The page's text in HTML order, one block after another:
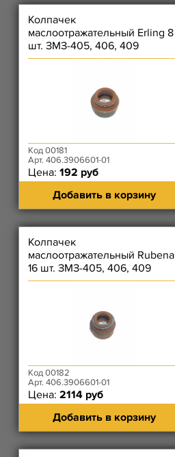
Колпачек
маслоотражательный Erling 8
шт. ЗМЗ-405, 406, 409
Код 00181
Арт. 406.3906601-01
Цена: 192 руб
Добавить в корзину
Колпачек
маслоотражательный Rubena
16 шт. ЗМЗ-405, 406, 409
Код 00182
Арт. 406.3906601-01
Цена: 2114 руб
Добавить в корзину